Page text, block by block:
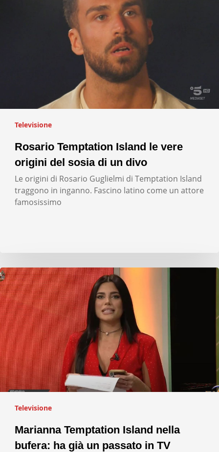
Televisione
Rosario Temptation Island le vere
origini del sosia di un divo
Le origini di Rosario Guglielmi di Temptation Island
traggono in inganno. Fascino latino come un attore
famosissimo
Televisione
Marianna Temptation Island nella
bufera: ha già un passato in TV